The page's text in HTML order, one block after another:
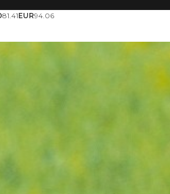
81.41EUR94.06